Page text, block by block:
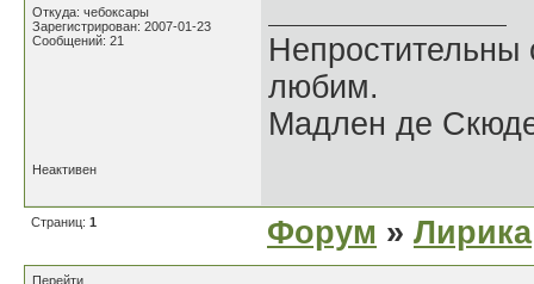
Откуда: чебоксары
Зарегистрирован: 2007-01-23
Сообщений: 21
любим.
Мадлен де
Неактивен
Страниц: 1 Форум » Лирика
Перейти